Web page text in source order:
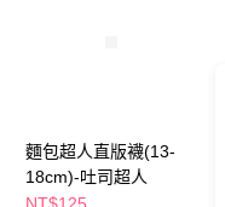
麵包超人直版襪(13-
18cm)-吐司超人